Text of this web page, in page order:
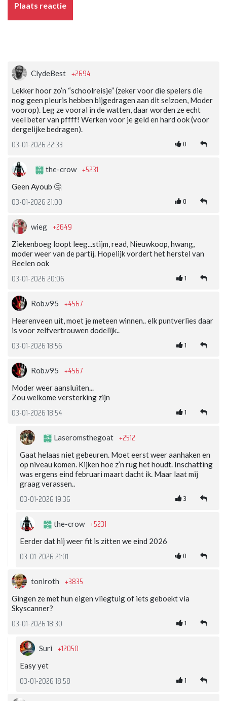
Plaats reactie
ClydeBest +2694
Lekker hoor zo’n “schoolreisje” (zeker voor die spelers die
nog geen pleuris hebben bijgedragen aan dit seizoen, Moder
voorop). Leg ze vooral in de watten, daar worden ze echt
veel beter van pffff! Werken voor je geld en hard ook (voor
dergelijke bedragen).
03-01-2026 22:33 0
the-crow +5231
Geen Ayoub 🤔
03-01-2026 21:00 0
wieg +2649
Ziekenboeg loopt leeg...stijm, read, Nieuwkoop, hwang,
moder weer van de partij. Hopelijk vordert het herstel van
Beelen ook
03-01-2026 20:06 1
Rob.v95 +4567
Heerenveen uit, moet je meteen winnen.. elk puntverlies daar
is voor zelfvertrouwen dodelijk..
03-01-2026 18:56 1
Rob.v95 +4567
Moder weer aansluiten...
Zou welkome versterking zijn
03-01-2026 18:54 1
Laseromsthegoat +2512
Gaat helaas niet gebeuren. Moet eerst weer aanhaken en
op niveau komen. Kijken hoe z’n rug het houdt. Inschatting
was ergens eind februari maart dacht ik. Maar laat mij
graag verassen..
03-01-2026 19:36 3
the-crow +5231
Eerder dat hij weer fit is zitten we eind 2026
03-01-2026 21:01 0
toniroth +3835
Gingen ze met hun eigen vliegtuig of iets geboekt via
Skyscanner?
03-01-2026 18:30 1
Suri +12050
Easy yet
03-01-2026 18:58 1